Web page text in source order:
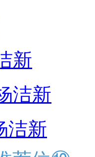
新
洁新
洁新